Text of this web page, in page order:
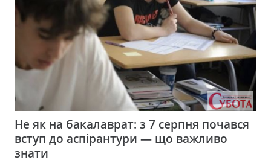
Не як на бакалаврат: з 7 серпня почався
вступ до аспірантури — що важливо
знати